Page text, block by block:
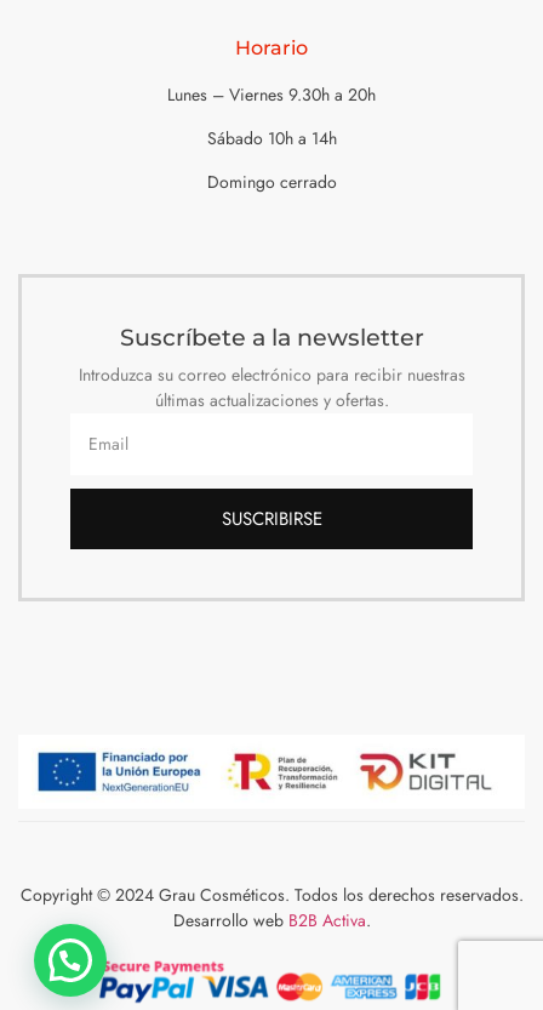
Horario
Lunes – Viernes 9.30h a 20h
Sábado 10h a 14h
Domingo cerrado
Suscríbete a la newsletter
Introduzca su correo electrónico para recibir nuestras
últimas actualizaciones y ofertas.
SUSCRIBIRSE
Copyright © 2024 Grau Cosméticos. Todos los derechos reservados.
Desarrollo web B2B Activa.